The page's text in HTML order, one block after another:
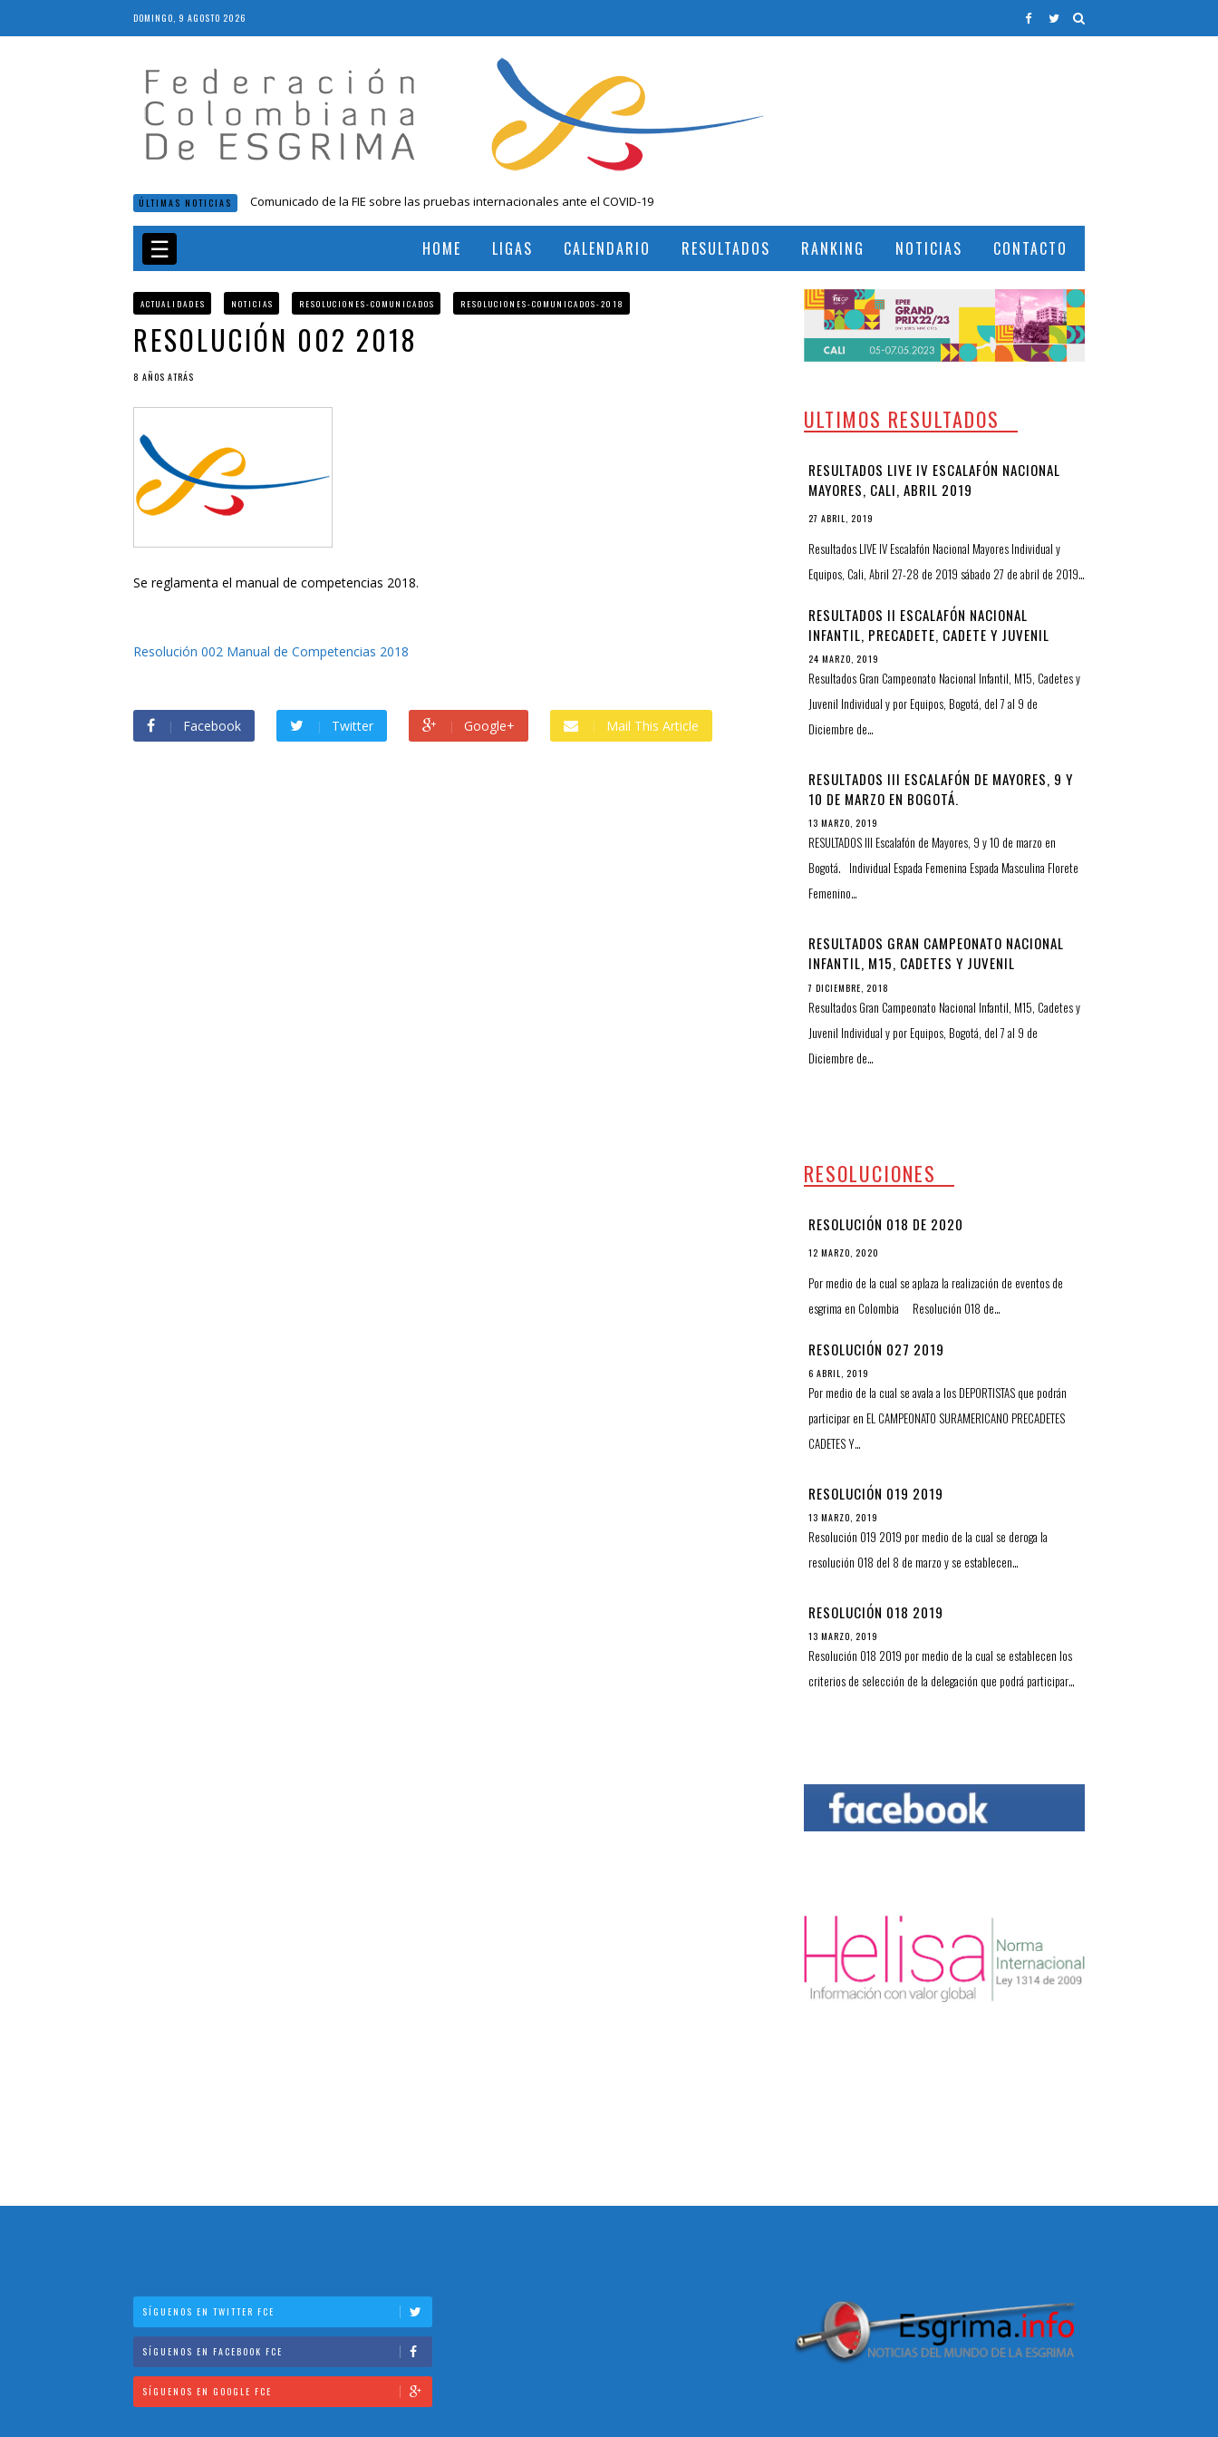
DOMINGO, 9 AGOSTO 2026
ÚLTIMAS NOTICIAS
Comunicado de la FIE sobre las pruebas internacionales ante el COVID-19
Epee Grand Prix 2023 – Cali, Colombia
HOME LIGAS CALENDARIO RESULTADOS RANKING NOTICIAS CONTACTO
☰
ACTUALIDADES NOTICIAS RESOLUCIONES-COMUNICADOS RESOLUCIONES-COMUNICADOS-2018
RESOLUCIÓN 002 2018
8 AÑOS ATRÁS
Se reglamenta el manual de competencias 2018.
Resolución 002 Manual de Competencias 2018
Facebook Twitter Google+ Mail This Article
ULTIMOS RESULTADOS
RESULTADOS LIVE IV ESCALAFÓN NACIONAL
MAYORES, CALI, ABRIL 2019
27 ABRIL, 2019
Resultados LIVE IV Escalafón Nacional Mayores Individual y
Equipos, Cali, Abril 27-28 de 2019 sábado 27 de abril de 2019…
RESULTADOS II ESCALAFÓN NACIONAL
INFANTIL, PRECADETE, CADETE Y JUVENIL
24 MARZO, 2019
Resultados Gran Campeonato Nacional Infantil, M15, Cadetes y
Juvenil Individual y por Equipos, Bogotá, del 7 al 9 de
Diciembre de…
RESULTADOS III ESCALAFÓN DE MAYORES, 9 Y
10 DE MARZO EN BOGOTÁ.
13 MARZO, 2019
RESULTADOS III Escalafón de Mayores, 9 y 10 de marzo en
Bogotá. Individual Espada Femenina Espada Masculina Florete
Femenino…
RESULTADOS GRAN CAMPEONATO NACIONAL
INFANTIL, M15, CADETES Y JUVENIL
INDIVIDUAL Y POR EQUIPOS
7 DICIEMBRE, 2018
Resultados Gran Campeonato Nacional Infantil, M15, Cadetes y
Juvenil Individual y por Equipos, Bogotá, del 7 al 9 de
Diciembre de…
RESOLUCIONES
RESOLUCIÓN 018 DE 2020
12 MARZO, 2020
Por medio de la cual se aplaza la realización de eventos de
esgrima en Colombia Resolución 018 de…
RESOLUCIÓN 027 2019
6 ABRIL, 2019
Por medio de la cual se avala a los DEPORTISTAS que podrán
participar en EL CAMPEONATO SURAMERICANO PRECADETES
CADETES Y…
RESOLUCIÓN 019 2019
13 MARZO, 2019
Resolución 019 2019 por medio de la cual se deroga la
resolución 018 del 8 de marzo y se establecen…
RESOLUCIÓN 018 2019
13 MARZO, 2019
Resolución 018 2019 por medio de la cual se establecen los
criterios de selección de la delegación que podrá participar…
SÍGUENOS EN TWITTER FCE
SÍGUENOS EN FACEBOOK FCE
SÍGUENOS EN GOOGLE FCE